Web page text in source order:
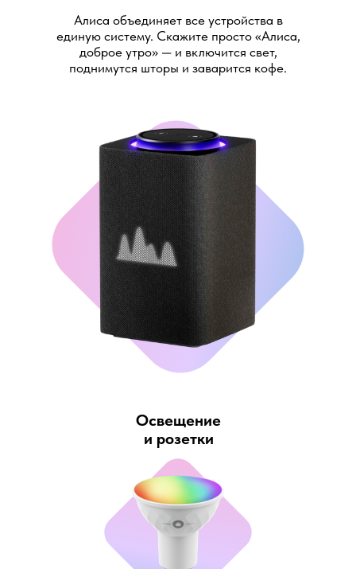
Алиса объединяет все устройства в
единую систему. Скажите просто «Алиса,
доброе утро» — и включится свет,
поднимутся шторы и заварится кофе.
Освещение
и розетки